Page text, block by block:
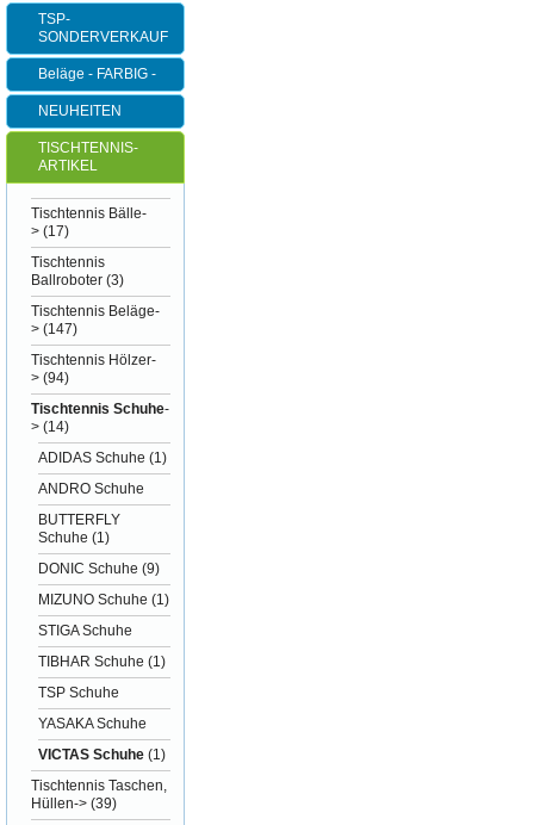
TSP-
SONDERVERKAUF
Beläge - FARBIG -
NEUHEITEN
TISCHTENNIS-
ARTIKEL
Tischtennis Bälle-
> (17)
Tischtennis
Ballroboter (3)
Tischtennis Beläge-
> (147)
Tischtennis Hölzer-
> (94)
Tischtennis Schuhe-
> (14)
ADIDAS Schuhe (1)
ANDRO Schuhe
BUTTERFLY
Schuhe (1)
DONIC Schuhe (9)
MIZUNO Schuhe (1)
STIGA Schuhe
TIBHAR Schuhe (1)
TSP Schuhe
YASAKA Schuhe
VICTAS Schuhe (1)
Tischtennis Taschen,
Hüllen-> (39)